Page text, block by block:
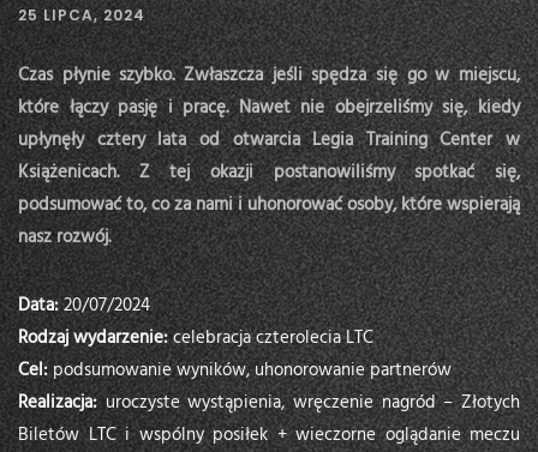
25 LIPCA, 2024
Czas płynie szybko. Zwłaszcza jeśli spędza się go w miejscu,
które łączy pasję i pracę. Nawet nie obejrzeliśmy się, kiedy
upłynęły cztery lata od otwarcia Legia Training Center w
Książenicach. Z tej okazji postanowiliśmy spotkać się,
podsumować to, co za nami i uhonorować osoby, które wspierają
nasz rozwój.
Data:20/07/2024
Rodzaj wydarzenie:celebracja czterolecia LTC
Cel:podsumowanie wyników, uhonorowanie partnerów
Realizacja:uroczyste wystąpienia, wręczenie nagród – Złotych
Biletów LTC i wspólny posiłek + wieczorne oglądanie meczu